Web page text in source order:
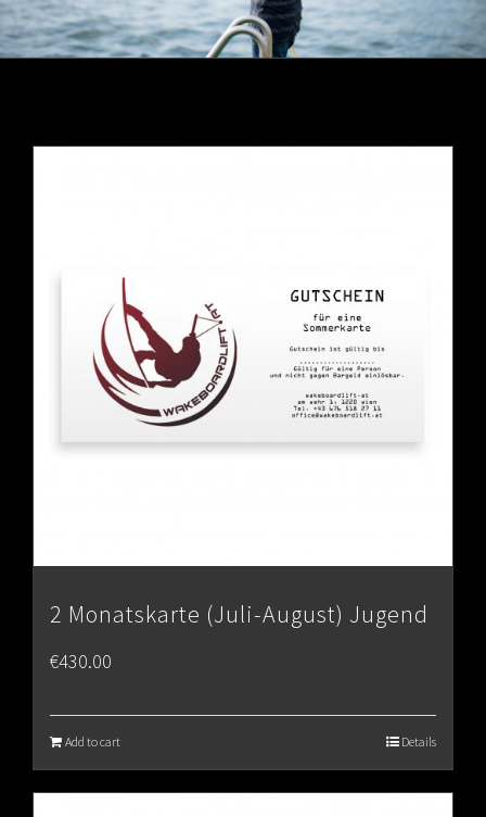
2 Monatskarte (Juli-August) Jugend
€430.00
Add to cart Details